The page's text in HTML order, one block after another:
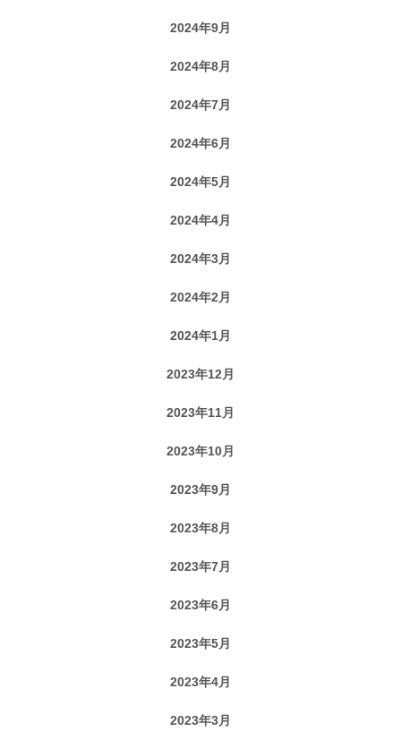
2024年9月
2024年8月
2024年7月
2024年6月
2024年5月
2024年4月
2024年3月
2024年2月
2024年1月
2023年12月
2023年11月
2023年10月
2023年9月
2023年8月
2023年7月
2023年6月
2023年5月
2023年4月
2023年3月